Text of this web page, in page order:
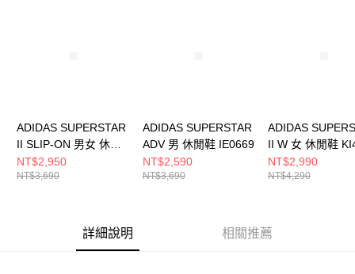
ADIDAS SUPERSTAR
II SLIP-ON 男女 休閒
鞋 KH8210
NT$2,950
NT$3,690
ADIDAS SUPERSTAR
ADV 男 休閒鞋 IE0669
NT$2,590
NT$3,690
ADIDAS
II W 女 休閒鞋
NT$2,990
NT$4,290
詳細說明 相關推薦